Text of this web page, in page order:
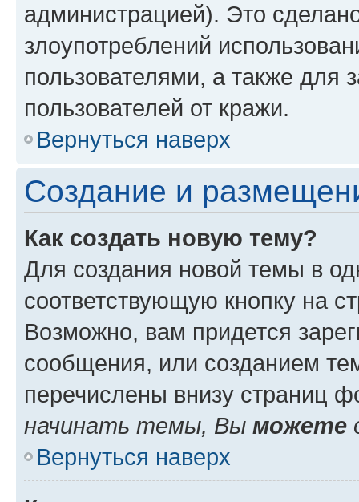
администрацией). Это
злоупотреблений
пользователями, а также для
пользователей от кражи.
Вернуться наверх
Создание и
Как создать новую тему?
Для создания новой темы в
соответствующую кнопку на
Возможно, вам придется
сообщения, или созданием
перечислены внизу страниц
начинать темы, Вы можете
Вернуться наверх